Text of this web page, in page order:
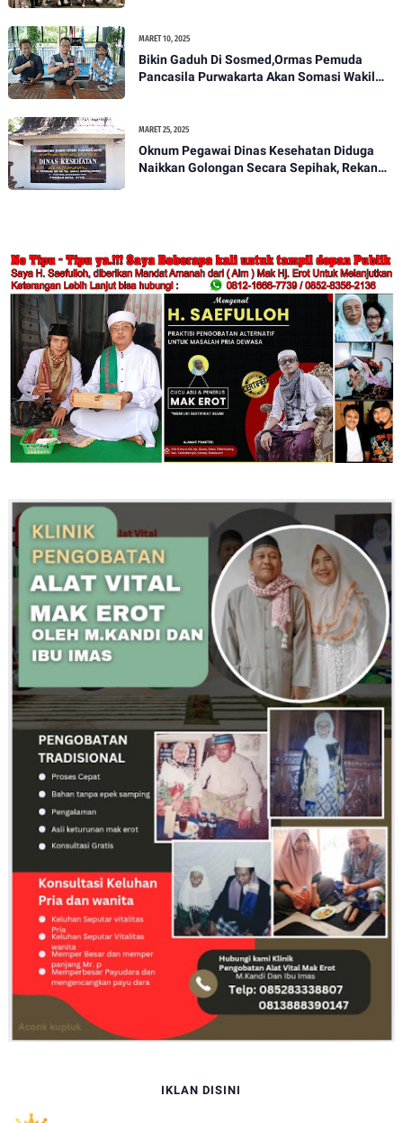
MARET 10, 2025
Bikin Gaduh Di Sosmed,Ormas Pemuda
Pancasila Purwakarta Akan Somasi Wakil
MARET 25, 2025
Oknum Pegawai Dinas Kesehatan Diduga
Naikkan Golongan Secara Sepihak, Rekan
IKLAN DISINI